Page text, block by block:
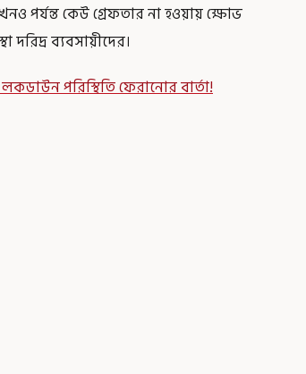
পর্যন্ত কেউ গ্রেফতার না হওয়ায় ক্ষোভ
দরিদ্র ব্যবসায়ীদের।
পরিস্থিতি ফেরানোর বার্তা!